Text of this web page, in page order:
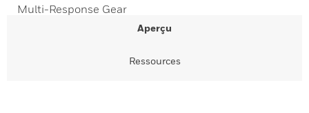
Multi-Response Gear
Aperçu
Ressources